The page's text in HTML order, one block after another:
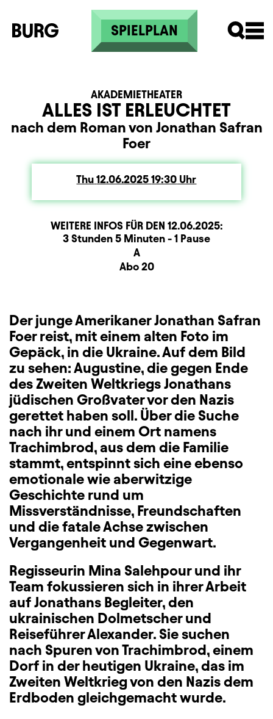
Skip to main content
SPIELPLAN
ALLES IST ERLEUCHTET
AKADEMIETHEATER
nach dem Roman von Jonathan Safran
Foer
Thu Thursday
12.06.202519:30 Uhr
WEITERE INFOS FÜR DEN 12.06.2025:
BeschreibungInformation
Dauer und Pausen3 Stunden 5 Minuten - 1 Pause
A
Abo 20
Der junge Amerikaner Jonathan Safran
Foer reist, mit einem alten Foto im
Gepäck, in die Ukraine. Auf dem Bild
zu sehen: Augustine, die gegen Ende
des Zweiten Weltkriegs Jonathans
jüdischen Großvater vor den Nazis
gerettet haben soll. Über die Suche
nach ihr und einem Ort namens
Trachimbrod, aus dem die Familie
stammt, entspinnt sich eine ebenso
emotionale wie aberwitzige
Geschichte rund um
Missverständnisse, Freundschaften
und die fatale Achse zwischen
Vergangenheit und Gegenwart.
Regisseurin Mina Salehpour und ihr
Team fokussieren sich in ihrer Arbeit
auf Jonathans Begleiter, den
ukrainischen Dolmetscher und
Reiseführer Alexander. Sie suchen
nach Spuren von Trachimbrod, einem
Dorf in der heutigen Ukraine, das im
Zweiten Weltkrieg von den Nazis dem
Erdboden gleichgemacht wurde.